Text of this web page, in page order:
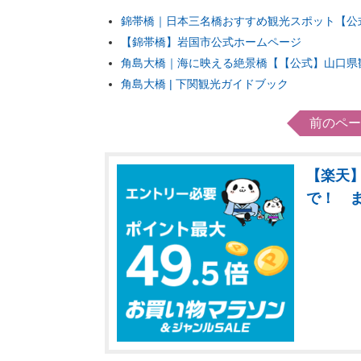
錦帯橋｜日本三名橋おすすめ観光スポット【
【錦帯橋】岩国市公式ホームページ
角島大橋｜海に映える絶景橋【【公式】山口県
角島大橋 | 下関観光ガイドブック
前のペ
【楽天
で！ ま